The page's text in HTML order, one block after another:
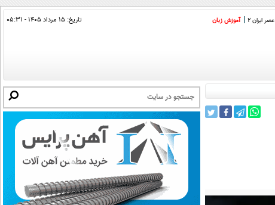
عصر ایران 2 آموزش زبان تاریخ: ۱۵ مرداد ۱۴۰۵ - ۰۵:۳۱